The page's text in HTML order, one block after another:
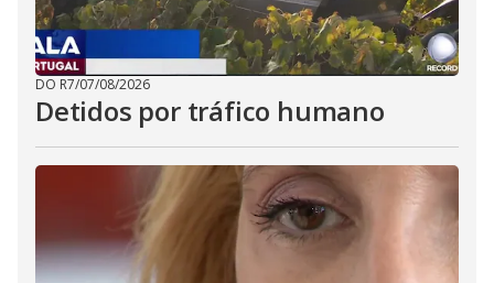
DO R7/07/08/2026
Detidos por tráfico humano